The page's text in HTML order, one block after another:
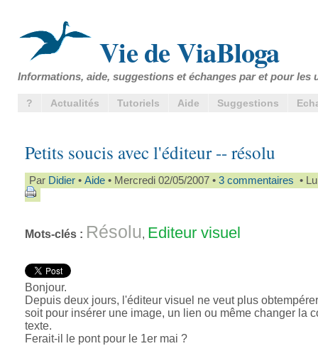
Vie de ViaBloga
Informations, aide, suggestions et échanges par et pour les
? Actualités Tutoriels Aide Suggestions
Petits soucis avec l'éditeur -- résolu
Par Didier • Aide • Mercredi 02/05/2007 • 3 commentaires •
Mots-clés : Résolu, Editeur visuel
Bonjour.
Depuis deux jours, l'éditeur visuel ne veut plus
soit pour insérer une image, un lien ou même changer la
texte.
Ferait-il le pont pour le 1er mai ?